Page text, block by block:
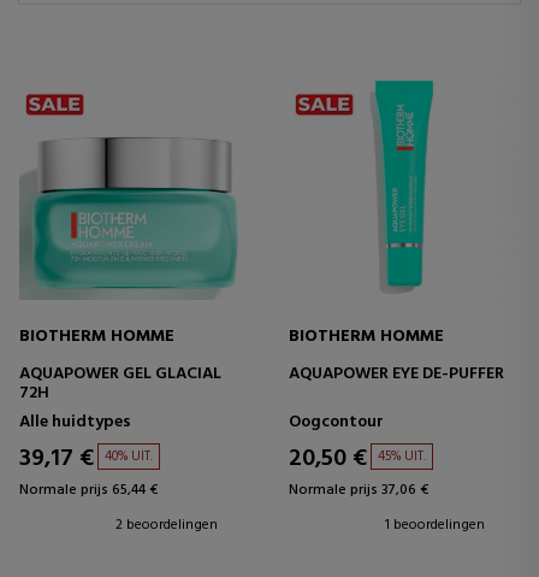
BIOTHERM HOMME
AQUAPOWER GEL GLACIAL
72H
Alle huidtypes
39,17 € 40% UIT.
Normale prijs 65,44 €
2 beoordelingen
BIOTHERM HOMME
AQUAPOWER EYE DE-PUFFER
Oogcontour
20,50 € 45% UIT.
Normale prijs 37,06 €
1 beoordelingen